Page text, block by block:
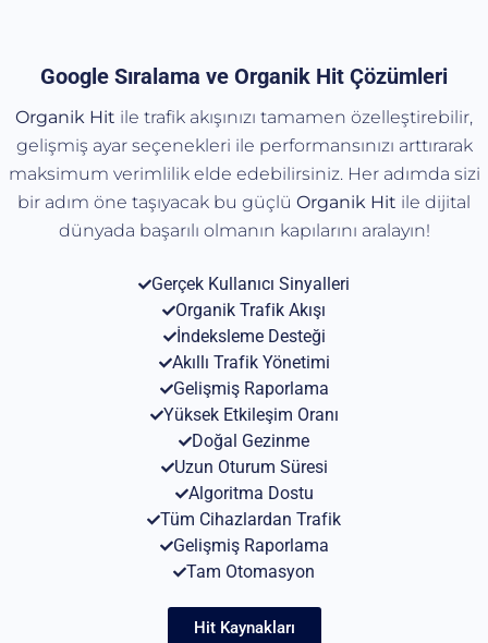
Google Sıralama ve Organik Hit Çözümleri
Organik Hit ile trafik akışınızı tamamen özelleştirebilir,
gelişmiş ayar seçenekleri ile performansınızı arttırarak
maksimum verimlilik elde edebilirsiniz. Her adımda sizi
bir adım öne taşıyacak bu güçlü Organik Hit ile dijital
dünyada başarılı olmanın kapılarını aralayın!
Gerçek Kullanıcı Sinyalleri
Organik Trafik Akışı
İndeksleme Desteği
Akıllı Trafik Yönetimi
Gelişmiş Raporlama
Yüksek Etkileşim Oranı
Doğal Gezinme
Uzun Oturum Süresi
Algoritma Dostu
Tüm Cihazlardan Trafik
Gelişmiş Raporlama
Tam Otomasyon
Hit Kaynakları